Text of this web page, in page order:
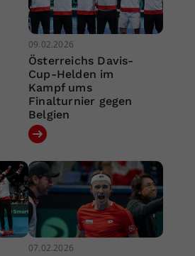
09.02.2026
Österreichs Davis-
Cup-Helden im
Kampf ums
Finalturnier gegen
Belgien
07.02.2026